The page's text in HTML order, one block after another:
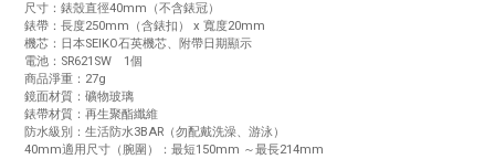
尺寸：錶殼直徑40mm（不含錶冠）
錶帶：長度250mm（含錶扣） x 寬度20mm
機芯：日本SEIKO石英機芯、附帶日期顯示
電池：SR621SW 1個
商品淨重：27g
鏡面材質：礦物玻璃
錶帶材質：再生聚酯纖維
防水級別：生活防水3BAR（勿配戴洗澡、游泳）
40mm適用尺寸（腕圍）：最短150mm ～最長214mm